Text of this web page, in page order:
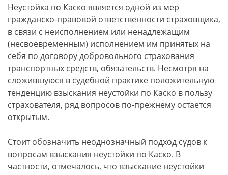
Неустойка по Каско является одной из мер
гражданско-правовой ответственности страховщика,
в связи с неисполнением или ненадлежащим
(несвоевременным) исполнением им принятых на
себя по договору добровольного страхования
транспортных средств, обязательств. Несмотря на
сложившуюся в судебной практике положительную
тенденцию взыскания неустойки по Каско в пользу
страхователя, ряд вопросов по-прежнему остается
открытым.
Стоит обозначить неоднозначный подход судов к
вопросам взыскания неустойки по Каско. В
частности, отмечалось, что взыскание неустойки